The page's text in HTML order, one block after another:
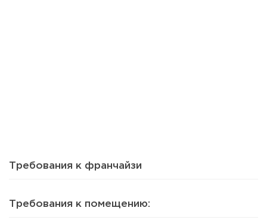
Требования к франчайзи
Требования к помещению: